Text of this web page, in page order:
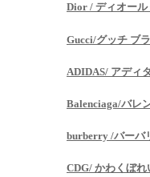
Dior / ディオール
Gucci/グッチ ブ
ADIDAS/ アディ
Balenciaga/バレ
burberry /バーバ
CDG/ かわくぼ